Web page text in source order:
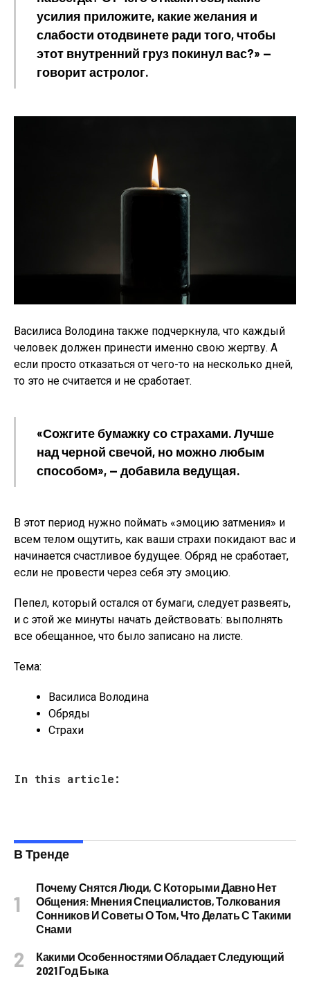
усилия приложите, какие желания и
слабости отодвинете ради того, чтобы
этот внутренний груз покинул вас?» —
говорит астролог.
Василиса Володина также подчеркнула, что каждый
человек должен принести именно свою жертву. А
если просто отказаться от чего-то на несколько дней,
то это не считается и не сработает.
«Сожгите бумажку со страхами. Лучше
над черной свечой, но можно любым
способом», — добавила ведущая.
В этот период нужно поймать «эмоцию затмения» и
всем телом ощутить, как ваши страхи покидают вас и
начинается счастливое будущее. Обряд не сработает,
если не провести через себя эту эмоцию.
Пепел, который остался от бумаги, следует развеять,
и с этой же минуты начать действовать: выполнять
все обещанное, что было записано на листе.
Тема:
Василиса Володина
Обряды
Страхи
In this article:
В Тренде
Почему Снятся Люди, С Которыми Давно Нет
Общения: Мнения Специалистов, Толкования
Сонников И Советы О Том, Что Делать С Такими
Снами
Какими Особенностями Обладает Следующий
2021 Год Быка